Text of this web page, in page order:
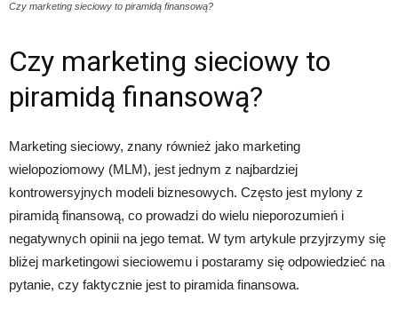
Czy marketing sieciowy to piramidą finansową?
Czy marketing sieciowy to
piramidą finansową?
Marketing sieciowy, znany również jako marketing
wielopoziomowy (MLM), jest jednym z najbardziej
kontrowersyjnych modeli biznesowych. Często jest mylony z
piramidą finansową, co prowadzi do wielu nieporozumień i
negatywnych opinii na jego temat. W tym artykule przyjrzymy się
bliżej marketingowi sieciowemu i postaramy się odpowiedzieć na
pytanie, czy faktycznie jest to piramida finansowa.